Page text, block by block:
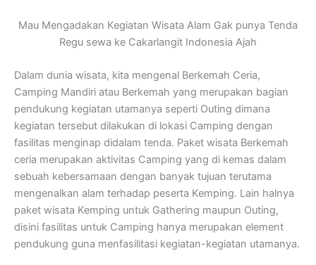
Mau Mengadakan Kegiatan Wisata Alam Gak punya Tenda
Regu sewa ke Cakarlangit Indonesia Ajah
Dalam dunia wisata, kita mengenal Berkemah Ceria,
Camping Mandiri atau Berkemah yang merupakan bagian
pendukung kegiatan utamanya seperti Outing dimana
kegiatan tersebut dilakukan di lokasi Camping dengan
fasilitas menginap didalam tenda. Paket wisata Berkemah
ceria merupakan aktivitas Camping yang di kemas dalam
sebuah kebersamaan dengan banyak tujuan terutama
mengenalkan alam terhadap peserta Kemping. Lain halnya
paket wisata Kemping untuk Gathering maupun Outing,
disini fasilitas untuk Camping hanya merupakan element
pendukung guna menfasilitasi kegiatan-kegiatan utamanya.